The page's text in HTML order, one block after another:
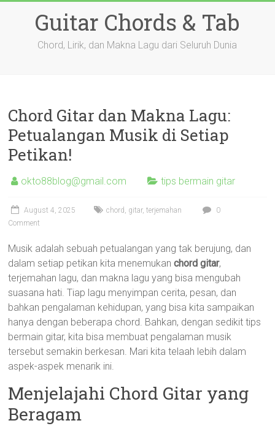
Guitar Chords & Tab
Chord, Lirik, dan Makna Lagu dari Seluruh Dunia
Chord Gitar dan Makna Lagu:
Petualangan Musik di Setiap
Petikan!
okto88blog@gmail.com tips bermain gitar
August 4, 2025 chord , gitar,terjemahan
0
Comment
Musik adalah sebuah petualangan yang tak berujung, dan
dalam setiap petikan kita menemukanchord gitar,
terjemahan lagu, dan makna lagu yang bisa mengubah
suasana hati. Tiap lagu menyimpan cerita, pesan, dan
bahkan pengalaman kehidupan, yang bisa kita sampaikan
hanya dengan beberapa chord. Bahkan, dengan sedikit tips
bermain gitar, kita bisa membuat pengalaman musik
tersebut semakin berkesan. Mari kita telaah lebih dalam
aspek-aspek menarik ini.
Menjelajahi Chord Gitar yang
Beragam